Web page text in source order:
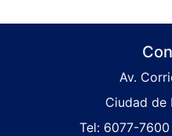
Av.
Ciudad de
Tel: 6077-